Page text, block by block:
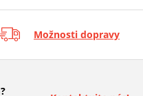
Možnosti dopravy